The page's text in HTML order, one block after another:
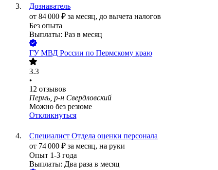
Дознаватель
от 84 000 ₽ за месяц, до вычета налогов
Без опыта
Выплаты: Раз в месяц
ГУ МВД России по Пермскому краю
3.3
•
12 отзывов
Пермь, р-н Свердловский
Можно без резюме
Откликнуться
Специалист Отдела оценки персонала
от 74 000 ₽ за месяц, на руки
Опыт 1-3 года
Выплаты: Два раза в месяц